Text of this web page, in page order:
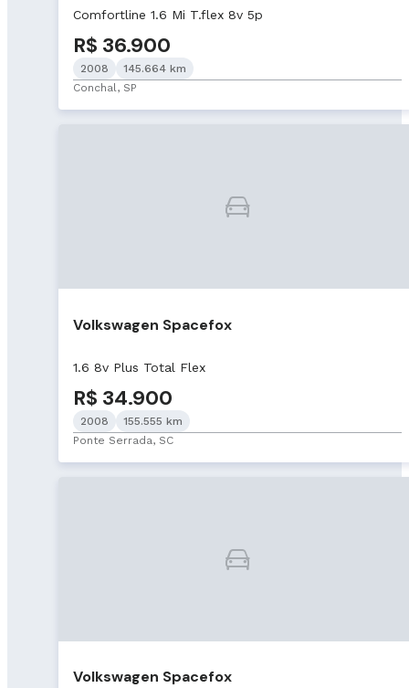
Comfortline 1.6 Mi T.flex 8v 5p
R$ 36.900
2008
145.664 km
Conchal, SP
Volkswagen Spacefox
1.6 8v Plus Total Flex
R$ 34.900
2008
155.555 km
Ponte Serrada, SC
Volkswagen Spacefox